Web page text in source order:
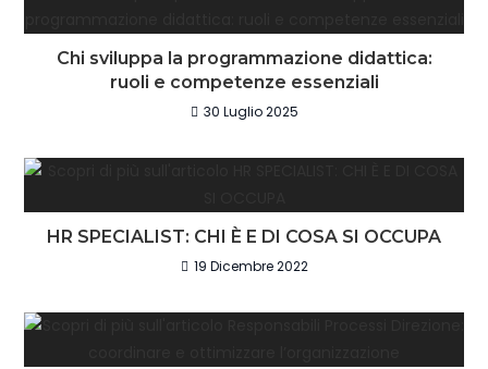
Chi sviluppa la programmazione didattica:
ruoli e competenze essenziali
30 Luglio 2025
HR SPECIALIST: CHI È E DI COSA SI OCCUPA
19 Dicembre 2022